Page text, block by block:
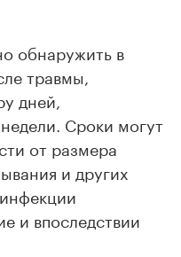
обнаружить в
травмы,
дней,
Сроки могут
от размера
и других
и впоследствии